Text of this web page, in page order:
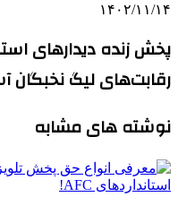
۱۴۰۲/۱۱/۱۴
پخش زنده دیدارهای
رقابت‌های لیگ نخبگان
نوشته های مشابه